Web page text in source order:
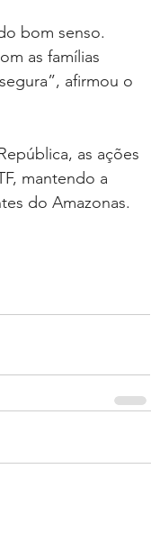
bom senso.
as famílias
afirmou o
as ações
mantendo a
do Amazonas.